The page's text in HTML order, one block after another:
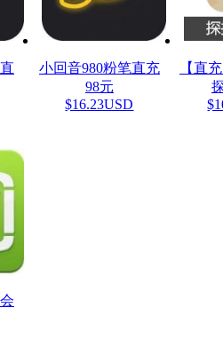
小回音980粉笔直充
98元
$16.23USD
【直